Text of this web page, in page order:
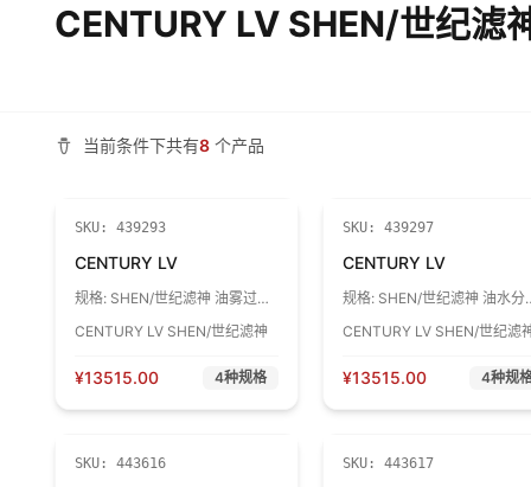
CENTURY LV SHEN/世纪滤
当前条件下共有8 个产品
SKU: 439293
CENTURY LV
规格: SHEN/世纪滤神 油雾过滤
CENTURY LV SHEN/世纪滤神
¥13515.00 4种规格
SKU: 439297
CENTURY LV
规格: SHEN/世纪滤神 油水分
CENTURY LV SHEN/世纪滤
¥13515.00 4种规
SKU: 443616 SKU: 443617